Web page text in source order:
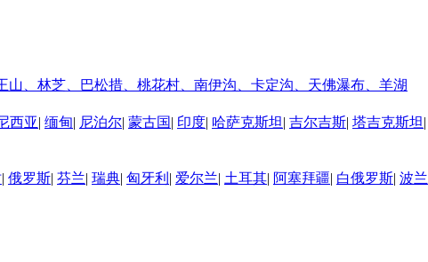
山、林芝、巴松措、桃花村、南伊沟、卡定沟、天佛瀑布、羊湖
西亚| 缅甸| 尼泊尔| 蒙古国| 印度| 哈萨克斯坦 | 吉尔吉斯| 塔吉克斯坦 |
| 俄罗斯| 芬兰| 瑞典| 匈牙利 | 爱尔兰| 土耳其| 阿塞拜疆| 白俄罗斯| 波兰